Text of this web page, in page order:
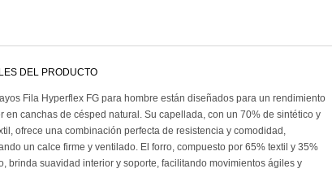
DEL PRODUCTO
Fila Hyperflex FG para hombre están diseñados para un rendimiento
en canchas de césped natural. Su capellada, con un 70% de sintético y
ofrece una combinación perfecta de resistencia y comodidad,
un calce firme y ventilado. El forro, compuesto por 65% textil y 35%
brinda suavidad interior y soporte, facilitando movimientos ágiles y